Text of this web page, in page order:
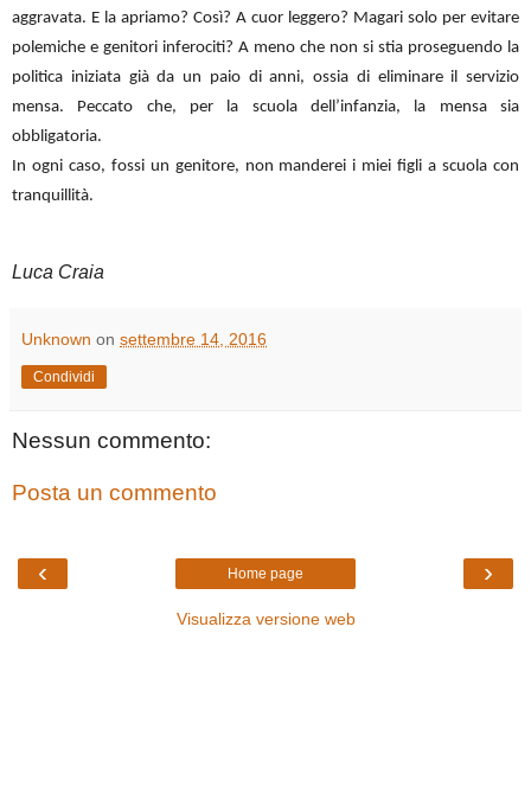
aggravata. E la apriamo? Così? A cuor leggero? Magari solo per evitare
polemiche e genitori inferociti? A meno che non si stia proseguendo la
politica iniziata già da un paio di anni, ossia di eliminare il servizio
mensa. Peccato che, per la scuola dell’infanzia, la mensa sia
obbligatoria.
In ogni caso, fossi un genitore, non manderei i miei figli a scuola con
tranquillità.
Luca Craia
Unknown on settembre 14, 2016
Condividi
Nessun commento:
Posta un commento
‹ ›
Home page
Visualizza versione web